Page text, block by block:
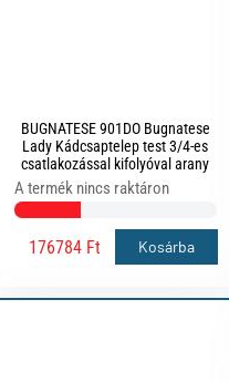
BUGNATESE 901DO Bugnatese
Lady Kádcsaptelep test 3/4-es
csatlakozással kifolyóval arany
színben
A termék nincs raktáron
176784 Ft Kosárba